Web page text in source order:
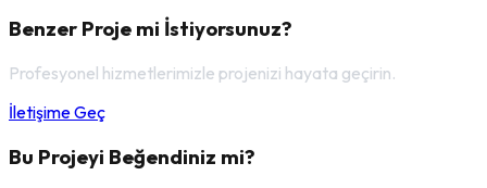
Benzer Proje mi İstiyorsunuz?
Profesyonel hizmetlerimizle projenizi hayata geçirin.
İletişime Geç
Bu Projeyi Beğendiniz mi?